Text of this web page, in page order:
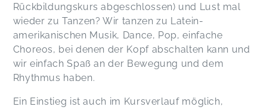
Rückbildungskurs abgeschlossen) und Lust mal
wieder zu Tanzen? Wir tanzen zu Latein-
amerikanischen Musik, Dance, Pop, einfache
Choreos, bei denen der Kopf abschalten kann und
wir einfach Spaß an der Bewegung und dem
Rhythmus haben.
Ein Einstieg ist auch im Kursverlauf möglich,